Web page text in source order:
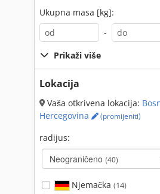
Ukupna masa [kg]:
-
Prikaži više
Lokacija
Vaša otkrivena lokacija:
Hercegovina
(promijeniti)
radijus:
Neograničeno (40)
Njemačka (14)